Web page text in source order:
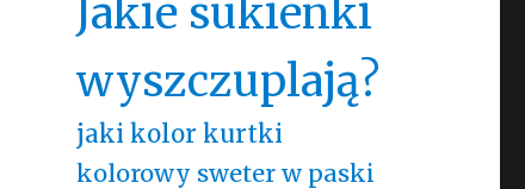
Jakie sukienki
wyszczuplają?
jaki kolor kurtki
kolorowy sweter w paski